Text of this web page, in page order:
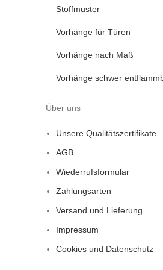
Stoffmuster
Vorhänge für Türen
Vorhänge nach Maß
Vorhänge schwer
Über uns
Unsere Qualitätszertifikate
AGB
Wiederrufsformular
Zahlungsarten
Versand und Lieferung
Impressum
Cookies und Datenschutz